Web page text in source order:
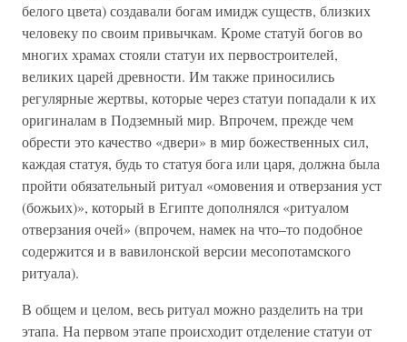
белого цвета) создавали богам имидж существ, близких
человеку по своим привычкам. Кроме статуй богов во
многих храмах стояли статуи их первостроителей,
великих царей древности. Им также приносились
регулярные жертвы, которые через статуи попадали к их
оригиналам в Подземный мир. Впрочем, прежде чем
обрести это качество «двери» в мир божественных сил,
каждая статуя, будь то статуя бога или царя, должна была
пройти обязательный ритуал «омовения и отверзания уст
(божьих)», который в Египте дополнялся «ритуалом
отверзания очей» (впрочем, намек на что–то подобное
содержится и в вавилонской версии месопотамского
ритуала).
В общем и целом, весь ритуал можно разделить на три
этапа. На первом этапе происходит отделение статуи от